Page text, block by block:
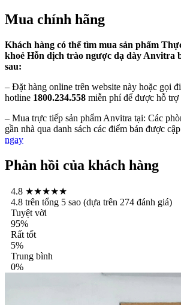
Mua chính hãng
Khách hàng có thể tìm mua sản phẩm
khoẻ Hỗn dịch trào ngược dạ dày Anvitra
sau:
– Đặt hàng online trên website này hoặc gọi
hotline 1800.234.558 miễn phí để được hỗ trợ
– Mua trực tiếp sản phẩm Anvitra tại: Các
gần nhà qua danh sách các điểm bán được
ngay
Phản hồi của khách hàng
4.8 ★★★★★
4.8 trên tổng 5 sao (dựa trên 274 đánh giá)
Tuyệt vời
95%
Rất tốt
5%
Trung bình
0%